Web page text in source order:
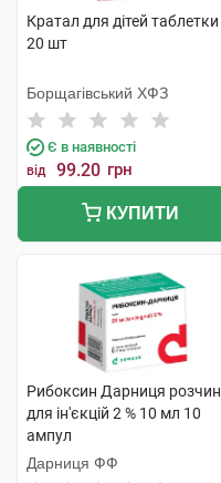
Кратал для дітей таблетки
20 шт
Борщагівський ХФЗ
Є в наявності
від 99.20 грн
КУПИТИ
Рибоксин Дарниця розчин
для ін'єкцій 2 % 10 мл 10
ампул
Дарниця ФФ